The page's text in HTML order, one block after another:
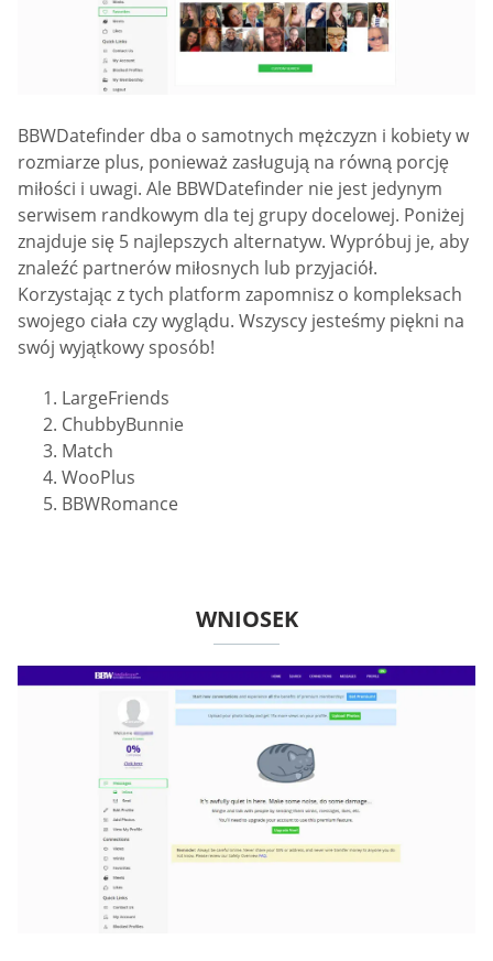
BBWDatefinder dba o samotnych mężczyzn i kobiety w
rozmiarze plus, ponieważ zasługują na równą porcję
miłości i uwagi. Ale BBWDatefinder nie jest jedynym
serwisem randkowym dla tej grupy docelowej. Poniżej
znajduje się 5 najlepszych alternatyw. Wypróbuj je, aby
znaleźć partnerów miłosnych lub przyjaciół.
Korzystając z tych platform zapomnisz o kompleksach
swojego ciała czy wyglądu. Wszyscy jesteśmy piękni na
swój wyjątkowy sposób!
LargeFriends
ChubbyBunnie
Match
WooPlus
BBWRomance
WNIOSEK